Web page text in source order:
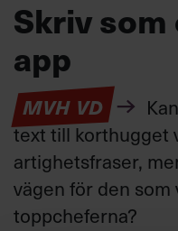
Skriv som
app
MVH VD
text till korthugget
artighetsfraser,
vägen för den som
toppcheferna?